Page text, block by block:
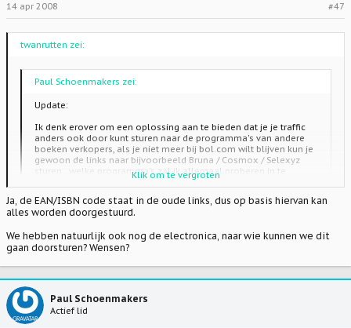
14 apr 2008 #47
twanrutten zei:
Paul Schoenmakers zei:
Update:
Ik denk erover om een oplossing aan te bieden dat je je traffic
anders ook door kunt sturen naar de programma's van andere
boeken verkopers, als je niet meer bij bol.com wilt blijven kun je
gewoon de links naar bijvoorbeeld Bruna / Cosmox / Selexyz
sturen.. welke programma's zal ik allemaal proberen in te
bouwen? nog wensen
Klik om te vergroten
Goede optie, ik neem aan iets gebaseerd op ISBN/EAN? En dat je zelf
belangrijkste 3 overige wel te pakken hebt.
Klik om te vergroten
Ja, de EAN/ISBN code staat in de oude links, dus op basis hiervan kan
alles worden doorgestuurd.
We hebben natuurlijk ook nog de electronica, naar wie kunnen we dit
gaan doorsturen? Wensen?
Paul Schoenmakers
Actief lid